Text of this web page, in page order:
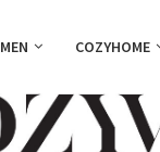
MEN COZYHOME